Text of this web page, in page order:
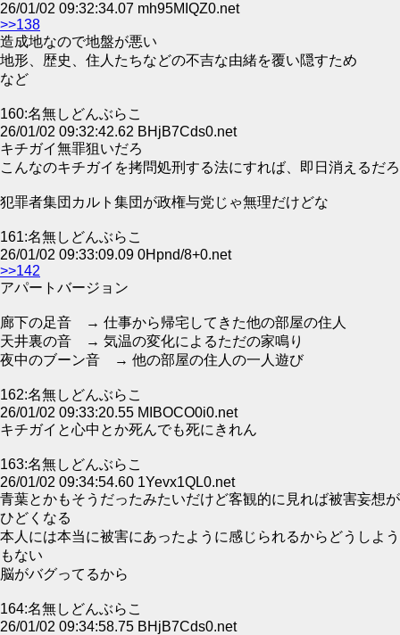
26/01/02 09:32:34.07 mh95MIQZ0.net
>>138
造成地なので地盤が悪い
地形、歴史、住人たちなどの不吉な由緒を覆い隠すため
など
160:名無しどんぶらこ
26/01/02 09:32:42.62 BHjB7Cds0.net
キチガイ無罪狙いだろ
こんなのキチガイを拷問処刑する法にすれば、即日消えるだろ
犯罪者集団カルト集団が政権与党じゃ無理だけどな
161:名無しどんぶらこ
26/01/02 09:33:09.09 0Hpnd/8+0.net
>>142
アパートバージョン
廊下の足音 → 仕事から帰宅してきた他の部屋の住人
天井裏の音 → 気温の変化によるただの家鳴り
夜中のブーン音 → 他の部屋の住人の一人遊び
162:名無しどんぶらこ
26/01/02 09:33:20.55 MIBOCO0i0.net
キチガイと心中とか死んでも死にきれん
163:名無しどんぶらこ
26/01/02 09:34:54.60 1Yevx1QL0.net
青葉とかもそうだったみたいだけど客観的に見れば被害妄想が
ひどくなる
本人には本当に被害にあったように感じられるからどうしよう
もない
脳がバグってるから
164:名無しどんぶらこ
26/01/02 09:34:58.75 BHjB7Cds0.net